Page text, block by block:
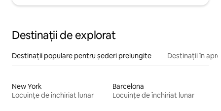
Destinații de explorat
Destinații populare pentru șederi prelungite Destinații în
New York
Locuințe de închiriat lunar
Barcelona
Locuințe de închiriat lunar